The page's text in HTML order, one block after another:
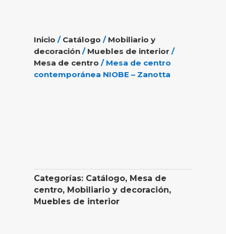
Inicio / Catálogo / Mobiliario y
decoración / Muebles de interior /
Mesa de centro / Mesa de centro
contemporánea NIOBE – Zanotta
Categorías: Catálogo, Mesa de
centro, Mobiliario y decoración,
Muebles de interior